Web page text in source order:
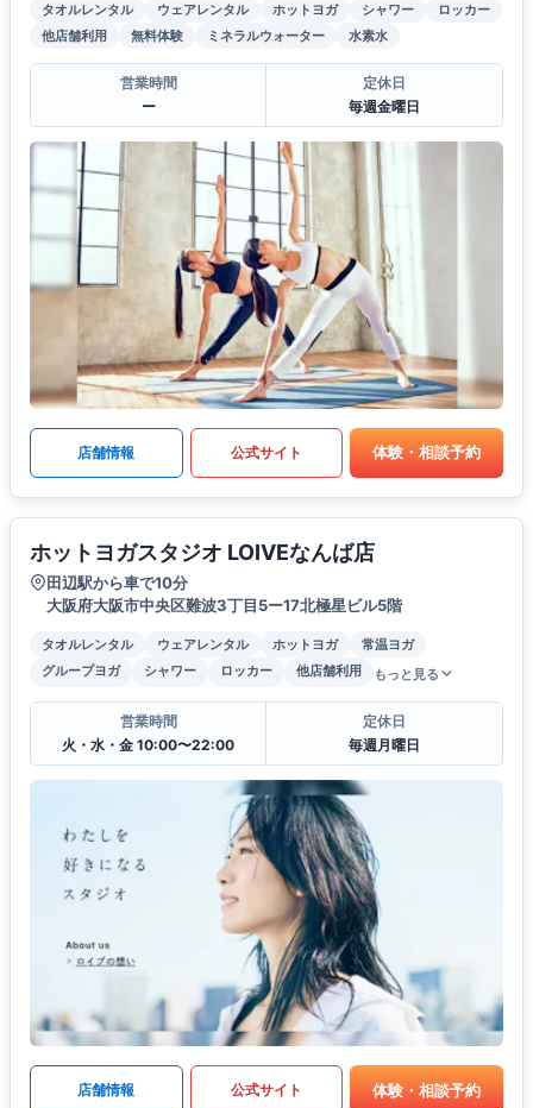
タオルレンタル ウェアレンタル ホットヨガ シャワー
ロッカー
他店舗利用
無料体験 ミネラルウォーター 水素水
営業時間
ー
定休日
毎週金曜日
店舗情報 公式サイト 体験・相談予約
ホットヨガスタジオ LOIVEなんば店
田辺駅から車で10分
大阪府大阪市中央区難波3丁目5ー17北極星ビル5階
タオルレンタル ウェアレンタル ホットヨガ
常温ヨガ
グループヨガ
シャワー ロッカー 他店舗利用 もっと見る
営業時間
火・水・金 10:00〜22:00
定休日
毎週月曜日
店舗情報 公式サイト 体験・相談予約